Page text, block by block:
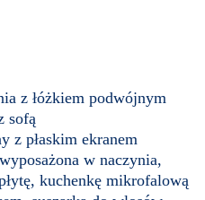
z łóżkiem podwójnym
sofą
z płaskim ekranem
w naczynia,
kuchenkę mikrofalową